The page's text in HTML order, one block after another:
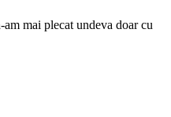
mai plecat undeva doar cu